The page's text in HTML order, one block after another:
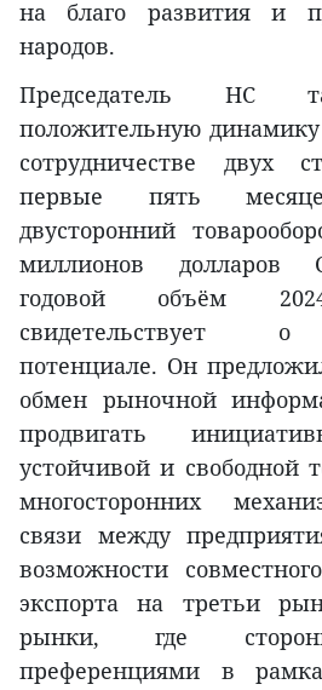
на благо развития и
народов.
Председатель НС
положительную
сотрудничестве двух
первые пять
двусторонний
миллионов долларов
годовой объём
свидетельствует о
потенциале. Он
обмен рыночной
продвигать
устойчивой и свободной
многосторонних
связи между
возможности
экспорта на третьи
рынки, где
преференциями в